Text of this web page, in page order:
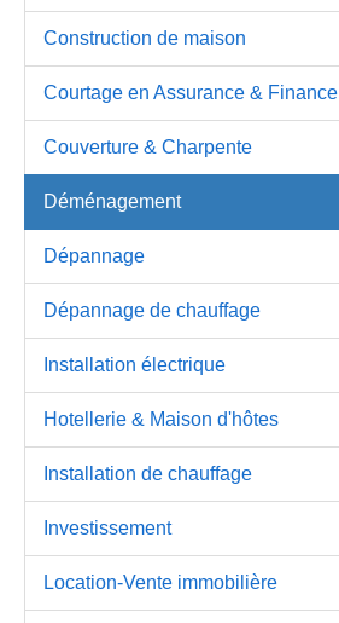
Construction de maison
Courtage en Assurance & Finance
Couverture & Charpente
Déménagement
Dépannage
Dépannage de chauffage
Installation électrique
Hotellerie & Maison d'hôtes
Installation de chauffage
Investissement
Location-Vente immobilière